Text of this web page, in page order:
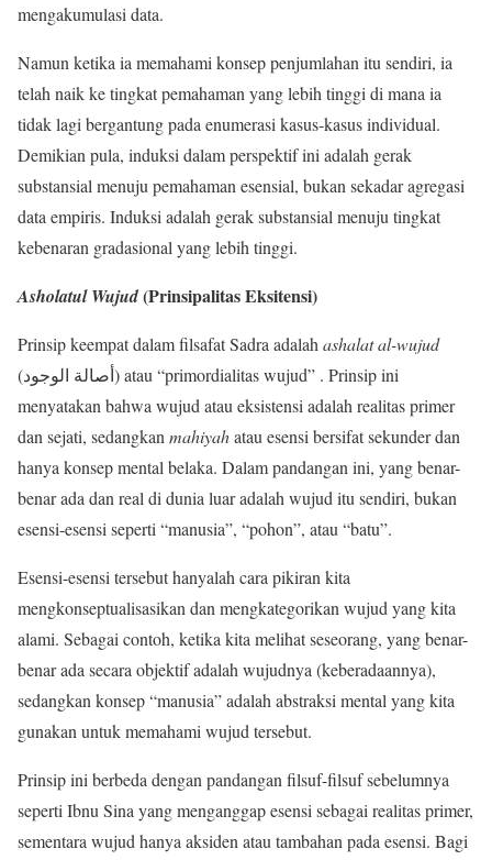
mengakumulasi data.
Namun ketika ia memahami konsep penjumlahan itu sendiri, ia
telah naik ke tingkat pemahaman yang lebih tinggi di mana ia
tidak lagi bergantung pada enumerasi kasus-kasus individual.
Demikian pula, induksi dalam perspektif ini adalah gerak
substansial menuju pemahaman esensial, bukan sekadar agregasi
data empiris. Induksi adalah gerak substansial menuju tingkat
kebenaran gradasional yang lebih tinggi.
Asholatul Wujud(Prinsipalitas Eksitensi)
Prinsip keempat dalam filsafat Sadra adalah ashalat al-wujud
(أصالة الوجود) atau “primordialitas wujud” . Prinsip ini
menyatakan bahwa wujud atau eksistensi adalah realitas primer
dan sejati, sedangkan mahiyahatau esensi bersifat sekunder dan
hanya konsep mental belaka. Dalam pandangan ini, yang benar-
benar ada dan real di dunia luar adalah wujud itu sendiri, bukan
esensi-esensi seperti “manusia”, “pohon”, atau “batu”.
Esensi-esensi tersebut hanyalah cara pikiran kita
mengkonseptualisasikan dan mengkategorikan wujud yang kita
alami. Sebagai contoh, ketika kita melihat seseorang, yang benar-
benar ada secara objektif adalah wujudnya (keberadaannya),
sedangkan konsep “manusia” adalah abstraksi mental yang kita
gunakan untuk memahami wujud tersebut.
Prinsip ini berbeda dengan pandangan filsuf-filsuf sebelumnya
seperti Ibnu Sina yang menganggap esensi sebagai realitas primer,
sementara wujud hanya aksiden atau tambahan pada esensi. Bagi